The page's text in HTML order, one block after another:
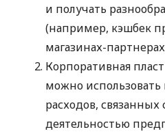
и получать
(например, кэшбек
магазинах-
Корпоративная
можно использовать
расходов, связанных
деятельностью